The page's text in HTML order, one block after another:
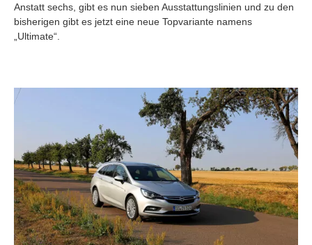
Anstatt sechs, gibt es nun sieben Ausstattungslinien und zu den
bisherigen gibt es jetzt eine neue Topvariante namens
„Ultimate“.